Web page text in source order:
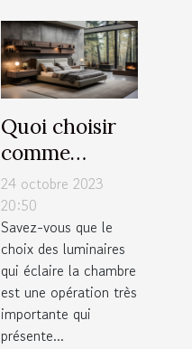
Quoi choisir
comme
luminaires
pour sa
chambre ?
24 octobre 2023
20:50
Savez-vous que le
choix des luminaires
qui éclaire la chambre
est une opération très
importante qui
présente...